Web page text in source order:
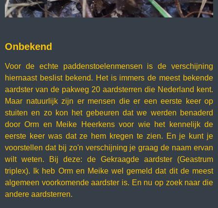
Onbekend
Voor de echte paddenstoelenmensen is de verschijning
hiernaast beslist bekend. Het is immers de meest bekende
aardster van de pakweg 20 aardsterren die Nederland kent.
Maar natuurlijk zijn er mensen die er een eerste keer op
stuiten en zo kon het gebeuren dat we werden benaderd
door Orm en Meike Heerkens voor wie het kennelijk de
eerste keer was dat ze hem kregen te zien. En je kunt je
voorstellen dat bij zo'n verschijning je graag de naam ervan
wilt weten. Bij deze: de Gekraagde aardster (Geastrum
triplex). Ik heb Orm en Meike wel gemeld dat dit de meest
algemeen voorkomende aardster is. En nu op zoek naar die
andere aardsterren.